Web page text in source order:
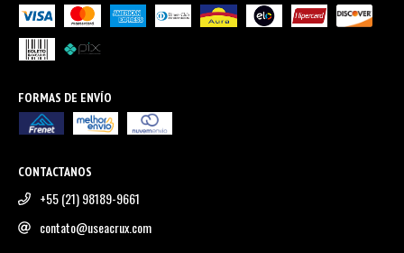
FORMAS DE ENVÍO
CONTACTANOS
+55 (21) 98189-9661
contato@useacrux.com